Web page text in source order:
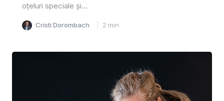
oțeluri speciale și...
Cristi Dorombach 2 min